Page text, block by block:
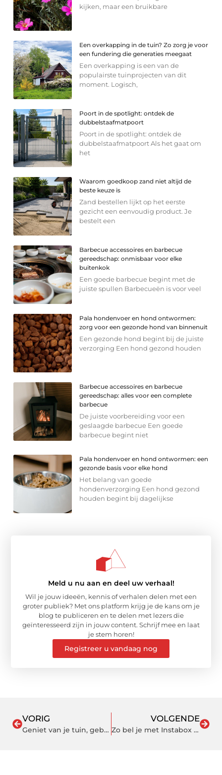
kijken, maar een bruikbare
Een overkapping in de tuin? Zo zorg je voor
een fundering die generaties meegaat
Een overkapping is een van de
populairste tuinprojecten van dit
moment. Logisch,
Poort in de spotlight: ontdek de
dubbelstaafmatpoort
Poort in de spotlight: ontdek de
dubbelstaafmatpoort Als het gaat om
het
Waarom goedkoop zand niet altijd de
beste keuze is
Zand bestellen lijkt op het eerste
gezicht een eenvoudig product. Je
bestelt een
Barbecue accessoires en barbecue
gereedschap: onmisbaar voor elke
buitenkok
Een goede barbecue begint met de
juiste spullen Barbecueën is voor veel
Pala hondenvoer en hond ontwormen:
zorg voor een gezonde hond van binnenuit
Een gezonde hond begint bij de juiste
verzorging Een hond gezond houden
Barbecue accessoires en barbecue
gereedschap: alles voor een complete
barbecue
De juiste voorbereiding voor een
geslaagde barbecue Een goede
barbecue begint niet
Pala hondenvoer en hond ontwormen: een
gezonde basis voor elke hond
Het belang van goede
hondenverzorging Een hond gezond
houden begint bij dagelijkse
Meld u nu aan en deel uw verhaal!
Wil je jouw ideeën, kennis of verhalen delen met een
groter publiek? Met ons platform krijg je de kans om je
blog te publiceren en te delen met lezers die
geïnteresseerd zijn in jouw content. Schrijf mee en laat
je stem horen!
Registreer u vandaag nog
VORIG
Geniet van je tuin, gebruik jute
VOLGENDE
Zo bel je met Instabox via de klantenservice